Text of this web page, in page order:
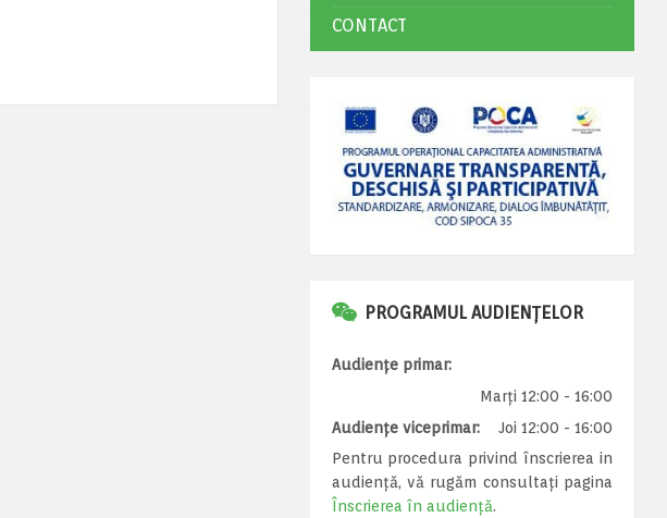
CONTACT
PROGRAMUL AUDIENȚELOR
Audiențe primar:
Marți 12:00 - 16:00
Audiențe viceprimar:
Joi 12:00 - 16:00
Pentru procedura privind înscrierea in
audiență, vă rugăm consultați pagina
Înscrierea în audiență.